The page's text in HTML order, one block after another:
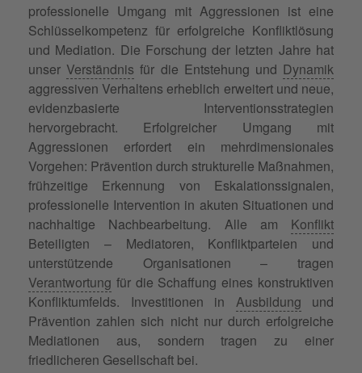
professionelle Umgang mit Aggressionen ist eine
Schlüsselkompetenz für erfolgreiche Konfliktlösung
und Mediation. Die Forschung der letzten Jahre hat
unser Verständnis für die Entstehung und Dynamik
aggressiven Verhaltens erheblich erweitert und neue,
evidenzbasierte Interventionsstrategien
hervorgebracht. Erfolgreicher Umgang mit
Aggressionen erfordert ein mehrdimensionales
Vorgehen: Prävention durch strukturelle Maßnahmen,
frühzeitige Erkennung von Eskalationssignalen,
professionelle Intervention in akuten Situationen und
nachhaltige Nachbearbeitung. Alle am Konflikt
Beteiligten – Mediatoren, Konfliktparteien und
unterstützende Organisationen – tragen
Verantwortung für die Schaffung eines konstruktiven
Konfliktumfelds. Investitionen in Ausbildung und
Prävention zahlen sich nicht nur durch erfolgreiche
Mediationen aus, sondern tragen zu einer
friedlicheren Gesellschaft bei.